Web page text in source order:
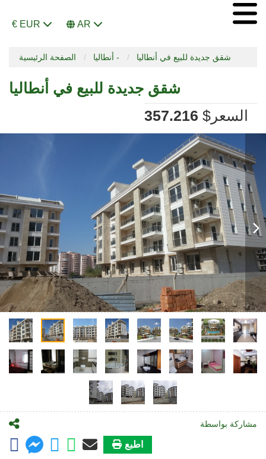
€ EUR AR
الصفحة الرئيسية أنطاليا - شقق جديدة للبيع في أنطاليا
شقق جديدة للبيع في أنطاليا
السعر
357.216 $
مشاركة بواسطة
اطبع